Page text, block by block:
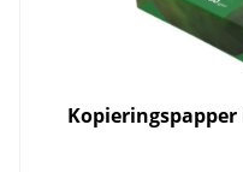
Kopieringspapper